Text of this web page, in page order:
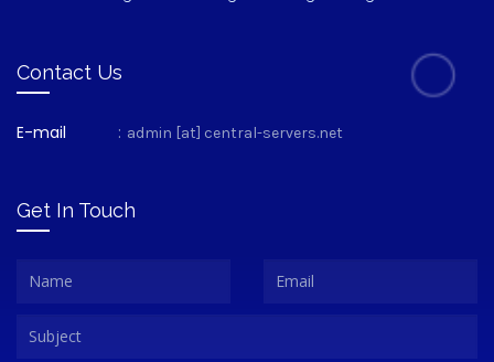
Contact Us
E-mail : admin [at] central-servers.net
Get In Touch